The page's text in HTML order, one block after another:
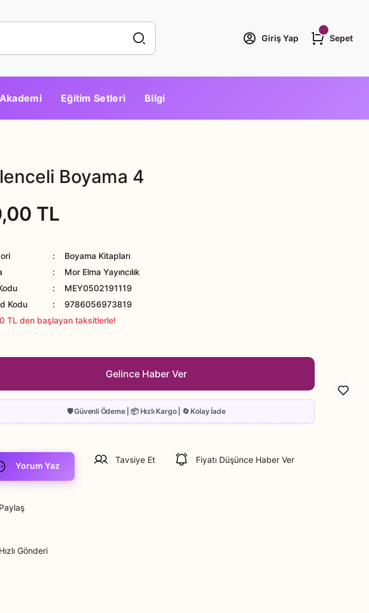
Giriş Yap Sepet
Eğitim Setleri Bilgi
Boyama 4
TL
Boyama Kitapları
Mor Elma Yayıncılık
MEY0502191119
Kodu
9786056973819
TL den başlayan taksitlerle!
Gelince Haber Ver
Yorum Yaz
Tavsiye Et Fiyatı Düşünce Haber Ver
Paylaş
Hızlı Gönderi